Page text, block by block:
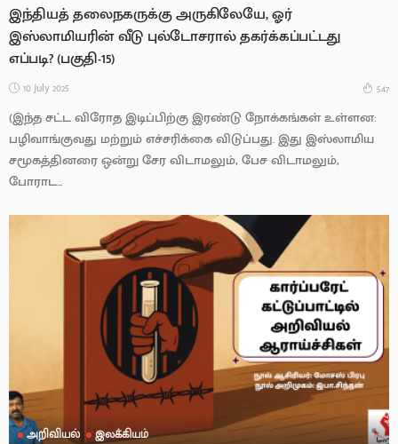
இந்தியத் தலைநகருக்கு அருகிலேயே, ஓர்
இஸ்லாமியரின் வீடு புல்டோசரால் தகர்க்கப்பட்டது
எப்படி? (பகுதி-15)
10 July 2025 547
(இந்த சட்ட விரோத இடிப்பிற்கு இரண்டு நோக்கங்கள் உள்ளன:
பழிவாங்குவது மற்றும் எச்சரிக்கை விடுப்பது. இது இஸ்லாமிய
சமூகத்தினரை ஒன்று சேர விடாமலும், பேச விடாமலும்,
போராட...
அறிவியல் இலக்கியம்